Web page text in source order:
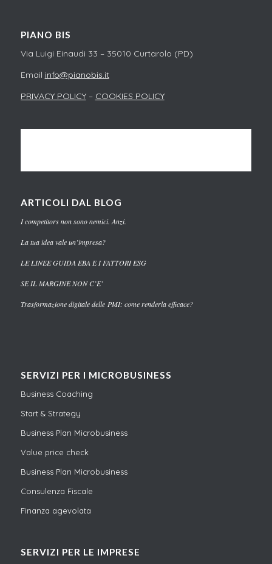
PIANO BIS
Via Luigi Einaudi 33 – 35010 Curtarolo (PD)
Email info@pianobis.it
PRIVACY POLICY– COOKIES POLICY
ARTICOLI DAL BLOG
I competitors non sono nemici. Anzi.
La tua idea vale un’impresa?
LE LINEE GUIDA EBA E I FATTORI ESG
SE IL MARGINE NON C’E’
Trasformazione digitale delle PMI: come renderla efficace?
SERVIZI PER I MICROBUSINESS
Business Coaching
Start & Strategy
Business Plan Microbusiness
Value price check
Business Plan Microbusiness
Consulenza Fiscale
Finanza agevolata
SERVIZI PER LE IMPRESE